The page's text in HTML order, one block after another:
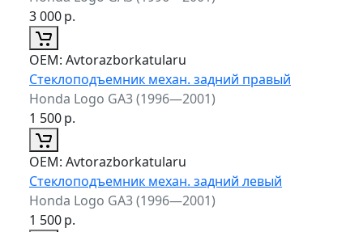
3 000р.
ОЕМ: Avtorazborkatularu
Стеклоподъемник механ. задний правый
Honda Logo GA3 (1996—2001)
1 500р.
ОЕМ: Avtorazborkatularu
Стеклоподъемник механ. задний левый
Honda Logo GA3 (1996—2001)
1 500р.